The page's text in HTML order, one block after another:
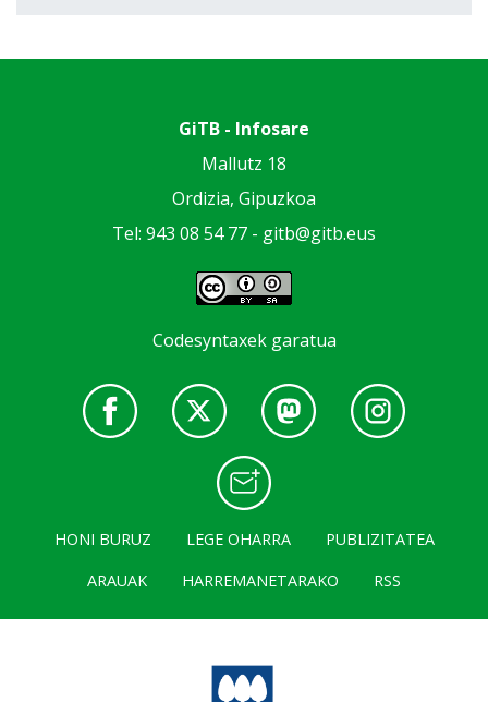
GiTB - Infosare
Mallutz 18
Ordizia, Gipuzkoa
Tel: 943 08 54 77 - gitb@gitb.eus
Codesyntaxek garatua
HONI BURUZ LEGE OHARRA
PUBLIZITATEA
ARAUAK
HARREMANETARAKO RSS